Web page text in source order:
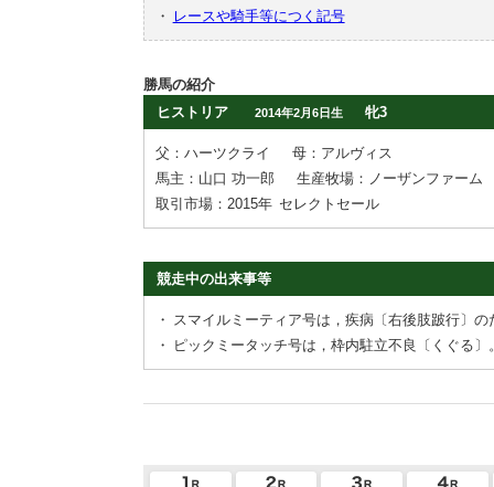
・
レースや騎手等につく記号
勝馬の紹介
ヒストリア
2014年2月6日生 牝3
父：ハーツクライ
母：アルヴィス
馬主：山口 功一郎
生産牧場：ノーザンファーム
取引市場：2015年 セレクトセール
競走中の出来事等
・
スマイルミーティア号は，疾病〔右後肢跛行〕の
・
ピックミータッチ号は，枠内駐立不良〔くぐる〕